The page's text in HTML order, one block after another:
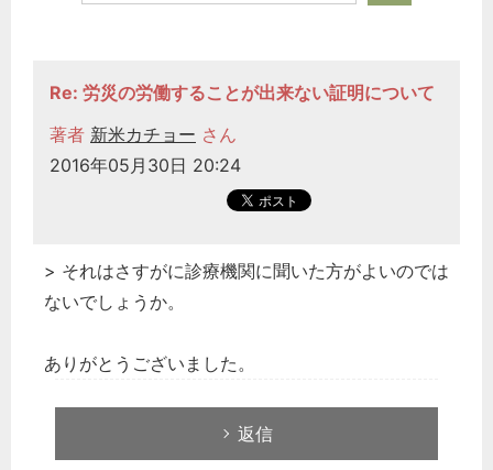
Re: 労災の労働することが出来ない証明について
著者 新米カチョー さん
2016年05月30日 20:24
> それはさすがに診療機関に聞いた方がよいのでは
ないでしょうか。
ありがとうございました。
返信